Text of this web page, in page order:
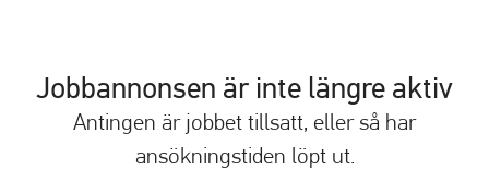
Jobbannonsen är inte längre aktiv
Antingen är jobbet tillsatt, eller så har
ansökningstiden löpt ut.